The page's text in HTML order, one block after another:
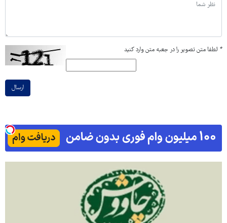
* لطفا متن تصویر را در جعبه متن وارد کنید
ارسال